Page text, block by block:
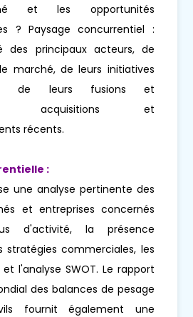
et les opportunités
? Paysage concurrentiel :
des principaux acteurs, de
marché, de leurs initiatives
de leurs fusions et
acquisitions et
récents.
:
une analyse pertinente des
et entreprises concernés
d'activité, la présence
stratégies commerciales, les
l'analyse SWOT. Le rapport
des balances de pesage
fournit également une